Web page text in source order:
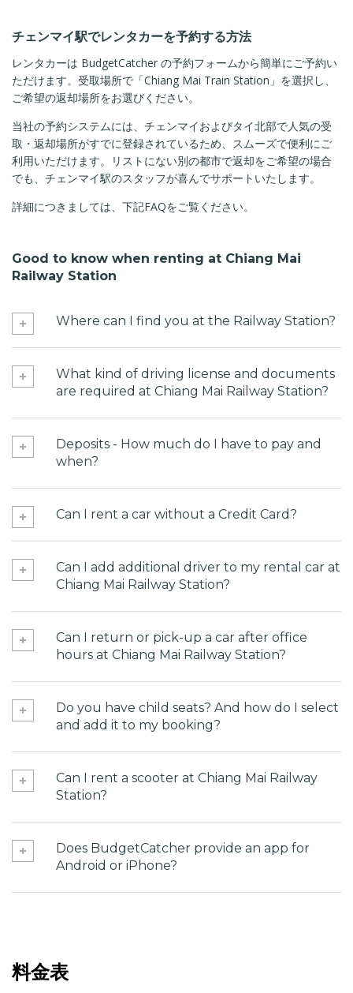
チェンマイ駅でレンタカーを予約する方法
レンタカーは BudgetCatcher の予約フォームから簡単にご予約い
ただけます。受取場所で「Chiang Mai Train Station」を選択し、
ご希望の返却場所をお選びください。
当社の予約システムには、チェンマイおよびタイ北部で人気の受
取・返却場所がすでに登録されているため、スムーズで便利にご
利用いただけます。リストにない別の都市で返却をご希望の場合
でも、チェンマイ駅のスタッフが喜んでサポートいたします。
詳細につきましては、下記FAQをご覧ください。
Good to know when renting at Chiang Mai
Railway Station
Where can I find you at the Railway Station?
What kind of driving license and documents
are required at Chiang Mai Railway Station?
Deposits - How much do I have to pay and
when?
Can I rent a car without a Credit Card?
Can I add additional driver to my rental car at
Chiang Mai Railway Station?
Can I return or pick-up a car after office
hours at Chiang Mai Railway Station?
Do you have child seats? And how do I select
and add it to my booking?
Can I rent a scooter at Chiang Mai Railway
Station?
Does BudgetCatcher provide an app for
Android or iPhone?
料金表